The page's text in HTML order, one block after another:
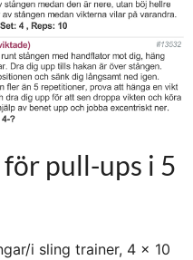
pull-ups i 5
i sling trainer, 4 x 10